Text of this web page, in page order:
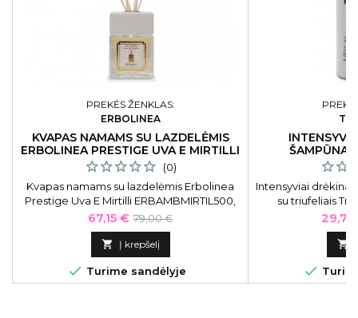
PREKĖS ŽENKLAS:
ERBOLINEA
KVAPAS NAMAMS SU LAZDELĖMIS
ERBOLINEA PRESTIGE UVA E MIRTILLI
500 ML
(0)
Kvapas namams su lazdelėmis Erbolinea
Prestige Uva E Mirtilli ERBAMBMIRTIL500,
500 ml
Kaina
67,15 € Bazinė
kaina
79,00 €
 Į krepšelį
 Turime sandėlyje
TRIUFELIAIS
Intensyviai
su triufeliais
Shampoo
Kaina

